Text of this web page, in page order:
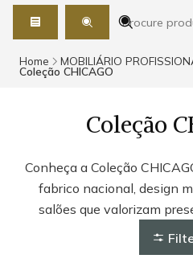
Home MOBILIÁRIO
Coleção CHICAGO
Coleção
Conheça a Coleção
fabrico nacional, design
salões que valorizam